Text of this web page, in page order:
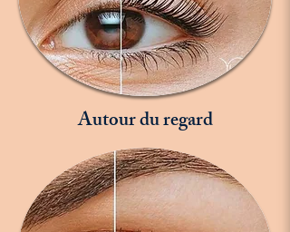
Autour du regard